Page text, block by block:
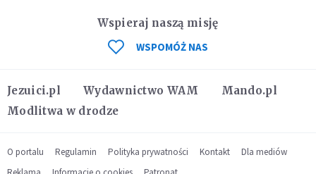
Jezuici.pl Wydawnictwo WAM
Mando.pl
Modlitwa w drodze
Wspieraj naszą misję
WSPOMÓŻ NAS
O portalu Regulamin Polityka prywatności Kontakt
Dla mediów